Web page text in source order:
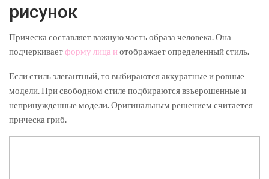
рисунок
Прическа составляет важную часть образа человека. Она
подчеркиваетформу лица и отображает определенный стиль.
Если стиль элегантный, то выбираются аккуратные и ровные
модели. При свободном стиле подбираются взъерошенные и
непринужденные модели. Оригинальным решением считается
прическа гриб.